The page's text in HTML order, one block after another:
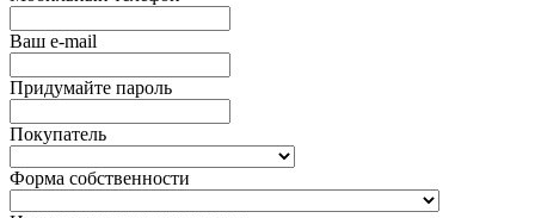
Ваш e-mail
Придумайте пароль
Покупатель
Форма собственности